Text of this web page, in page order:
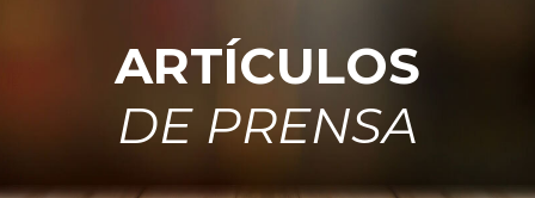
ARTÍCULOS
DE PRENSA